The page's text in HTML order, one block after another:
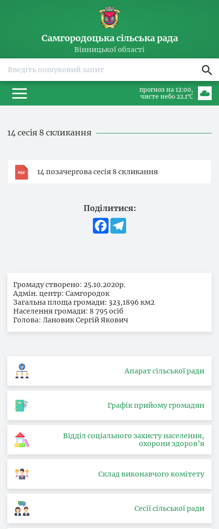
Самгородоцька сільська рада
Вінницької області
прогноз на 12:00
чисте небо 22.1℃
14 сесія 8 скликання
14 позачергова сесія 8 скликання
Поділитися:
Facebook
Громаду створено: 25.10.2020р.
Адмін. центр: Самгородок
Загальна площа громади: 323,1896 км2
Населення громади: 8 795 осіб
Голова: Лановик Сергій Якович
Апарат сільської ради
Графік прийому громадян
Відділ соціального захисту населення,
охорони здоров’я
Склад виконавчого комітету
Сесії сільської ради